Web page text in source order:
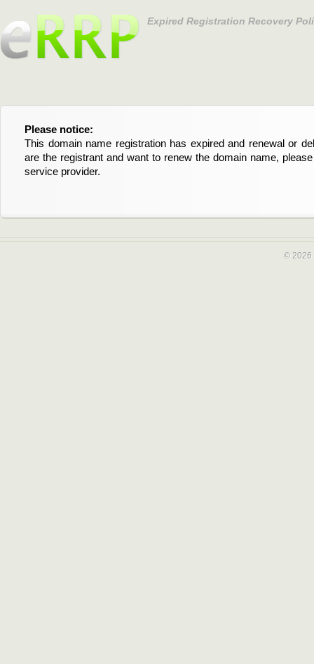
Expired Registration Recovery
Please notice:
This domain name registration has expired and renewal or
are the registrant and want to renew the domain name,
service provider.
Bitte beachten Sie:
Diese Domainregistrierung ist abgelaufen und die
Domain stehen an. Wenn Sie der Registrant sind und
verlängern möchten, kontaktieren Sie bitte Ihren Service-
© 2026